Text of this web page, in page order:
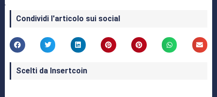
Condividi l'articolo sui social
Scelti da Insertcoin